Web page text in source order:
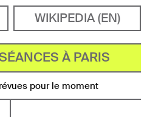
WIKIPEDIA (EN)
À PARIS
pour le moment